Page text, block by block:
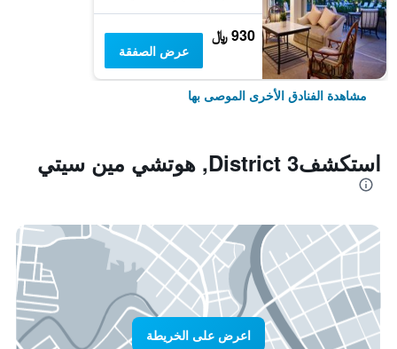
930 ﷼
عرض الصفقة
مشاهدة الفنادق الأخرى الموصى بها
استكشفDistrict 3, هوتشي مين سيتي
اعرض على الخريطة